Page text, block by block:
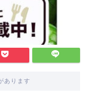
あります